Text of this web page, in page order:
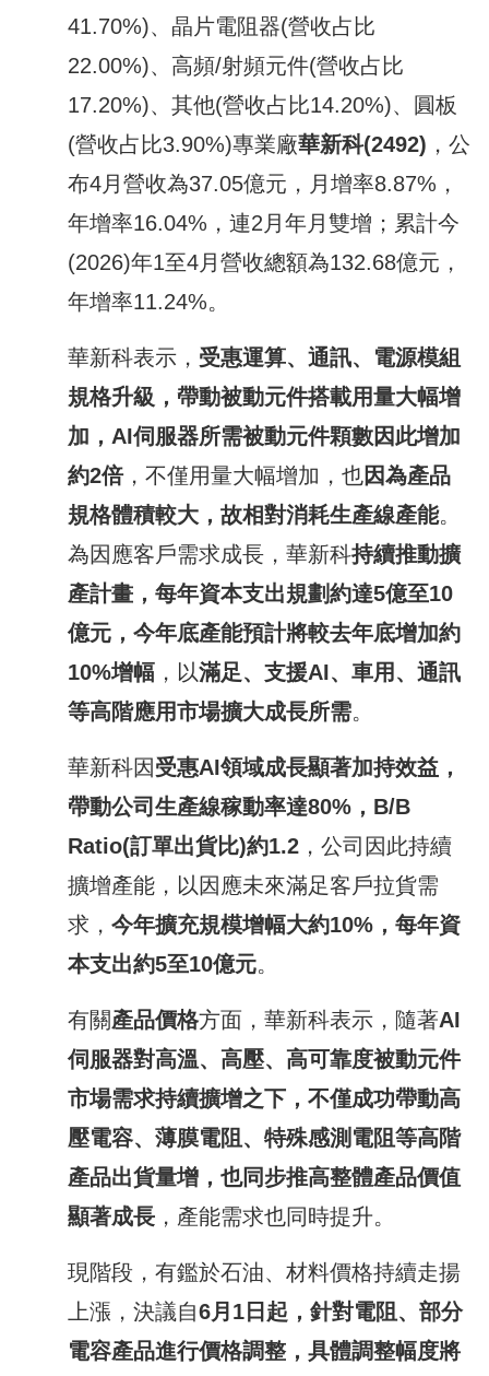
41.70%)、晶片電阻器(營收占比
22.00%)、高頻/射頻元件(營收占比
17.20%)、其他(營收占比14.20%)、圓板
(營收占比3.90%)專業廠華新科(2492) ，公
布4月營收為37.05億元，月增率8.87%，
年增率16.04%，連2月年月雙增；累計今
(2026)年1至4月營收總額為132.68億元，
年增率11.24%。
華新科表示， 受惠運算、通訊、電源模組
規格升級，帶動被動元件搭載用量大幅增
加， AI伺服器所需被動元件顆數因此增加
約2倍，不僅用量大幅增加，也因為產品
規格體積較大，故相對消耗生產線產能。
為因應客戶需求成長，華新科持續推動擴
產計畫，每年資本支出規劃約達5億至10
億元，今年底產能預計將較去年底增加約
10%增幅 ，以滿足、支援AI、車用、通訊
等高階應用市場擴大成長所需。
華新科因受惠AI領域成長顯著加持效益，
帶動公司生產線稼動率達80% ， B/B
Ratio(訂單出貨比)約1.2 ，公司因此持續
擴增產能，以因應未來滿足客戶拉貨需
求，今年擴充規模增幅大約10% ，每年資
本支出約5至10億元。
有關產品價格方面，華新科表示，隨著AI
伺服器對高溫、高壓、高可靠度被動元件
市場需求持續擴增之下，不僅成功帶動高
壓電容、薄膜電阻、特殊感測電阻等高階
產品出貨量增，也同步推高整體產品價值
顯著成長 ，產能需求也同時提升。
現階段，有鑑於石油、材料價格持續走揚
上漲，決議自6月 1 日起，針對電阻、部分
電容產品進行價格調整，具體調整幅度將